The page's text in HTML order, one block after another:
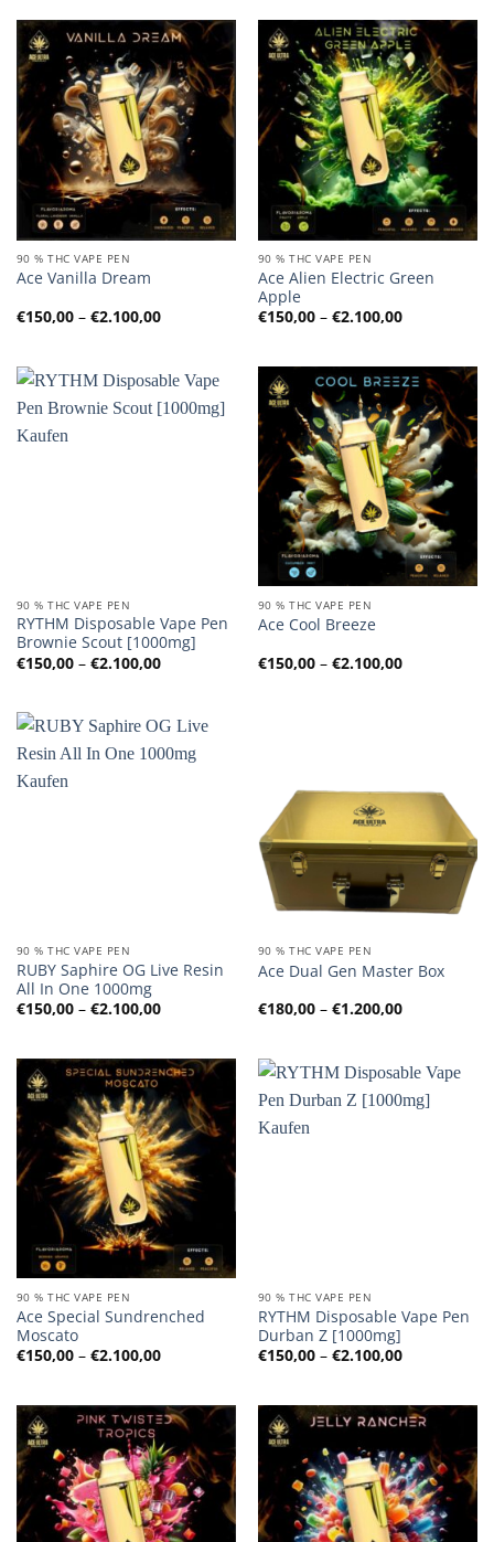
90 % THC VAPE PEN
Ace Vanilla Dream
€150,00 – €2.100,00Preisspanne:
90 % THC VAPE PEN
Ace Alien Electric Green
Apple
€150,00 – €2.100,00
90 % THC VAPE PEN
RYTHM Disposable Vape Pen
Brownie Scout [1000mg]
€150,00 – €2.100,00Preisspanne:
€150,00
90 % THC VAPE PEN
Ace Cool Breeze
€150,00 – €2.100,00
€150,00
90 % THC VAPE PEN
RUBY Saphire OG Live Resin
All In One 1000mg
€150,00 – €2.100,00Preisspanne:
90 % THC VAPE PEN
Ace Dual Gen Master Box
€180,00 – €1.200,00
90 % THC VAPE PEN
Ace Special Sundrenched
Moscato
€150,00 – €2.100,00Preisspanne:
€150,00
90 % THC VAPE PEN
RYTHM Disposable Vape Pen
Durban Z [1000mg]
€150,00 – €2.100,00
€150,00